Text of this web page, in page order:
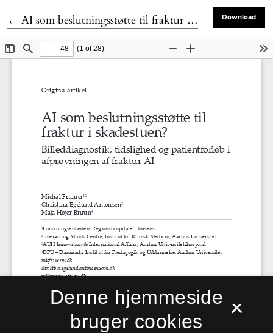
← Tilbage til artikeldetaljer
AI som beslutningsstøtte til fraktur i skadestuen? Download
×
Denne hjemmeside
bruger cookies